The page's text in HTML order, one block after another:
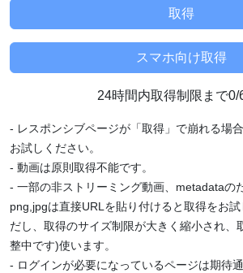
24時間内取得制限まで0/
- レスポンシブページが「取得」で崩れる場
お試しください。
- 動画は原則取得不能です。
- 一部の非ストリーミング動画、metadataの
png,jpgは直接URLを貼り付けると取得をお
だし、取得のサイズ制限が大きく縮小され、
整中です)使います。
- ログインが必要になっているページは期待